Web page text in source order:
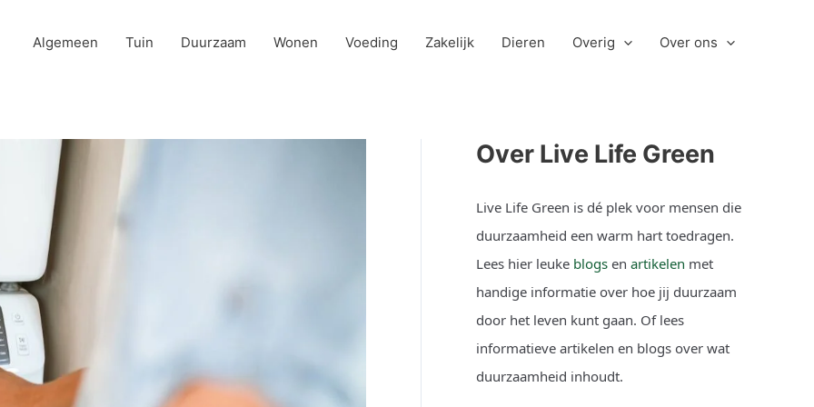
Algemeen Tuin Duurzaam Wonen Voeding Zakelijk Dieren Overig Over ons
Over Live Life Green
Live Life Green is dé plek voor mensen die
duurzaamheid een warm hart toedragen.
Lees hier leuke blogs en artikelen met
handige informatie over hoe jij duurzaam
door het leven kunt gaan. Of lees
informatieve artikelen en blogs over wat
duurzaamheid inhoudt.